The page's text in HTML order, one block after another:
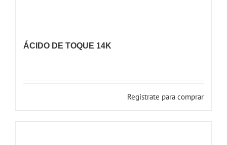
ÁCIDO DE TOQUE 14K
Registrate para comprar